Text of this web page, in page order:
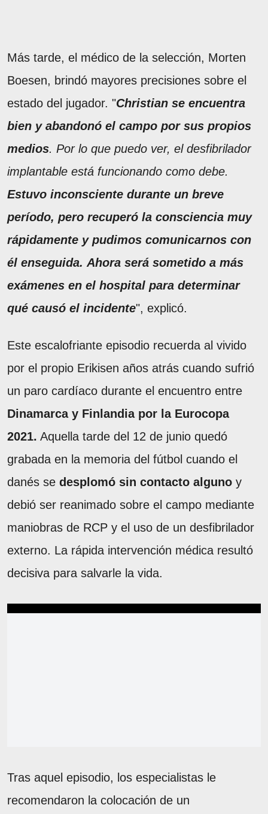
Más tarde, el médico de la selección, Morten
Boesen, brindó mayores precisiones sobre el
estado del jugador. "Christian se encuentra
bien y abandonó el campo por sus propios
medios. Por lo que puedo ver, el desfibrilador
implantable está funcionando como debe.
Estuvo inconsciente durante un breve
período, pero recuperó la consciencia muy
rápidamente y pudimos comunicarnos con
él enseguida. Ahora será sometido a más
exámenes en el hospital para determinar
qué causó el incidente", explicó.
Este escalofriante episodio recuerda al vivido
por el propio Erikisen años atrás cuando sufrió
un paro cardíaco durante el encuentro entre
Dinamarca y Finlandia por la Eurocopa
2021. Aquella tarde del 12 de junio quedó
grabada en la memoria del fútbol cuando el
danés se desplomó sin contacto alguno y
debió ser reanimado sobre el campo mediante
maniobras de RCP y el uso de un desfibrilador
externo. La rápida intervención médica resultó
decisiva para salvarle la vida.
Tras aquel episodio, los especialistas le
recomendaron la colocación de un